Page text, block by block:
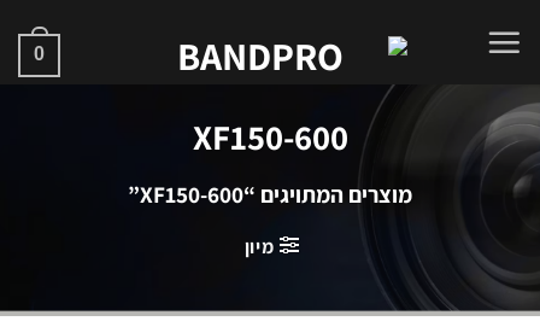
0
XF150-600
מוצרים המתויגים “XF150-600”
מיון